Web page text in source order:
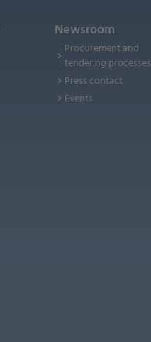
Newsroom
Procurement and
tendering processes
Press contact
Events